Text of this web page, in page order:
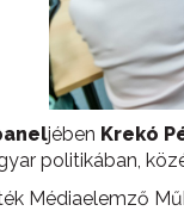
jében Krekó
politikában,
Médiaelemző